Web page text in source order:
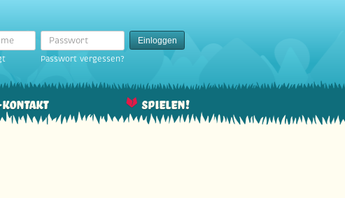
Passwort
Einloggen
Passwort vergessen?
Spielen!